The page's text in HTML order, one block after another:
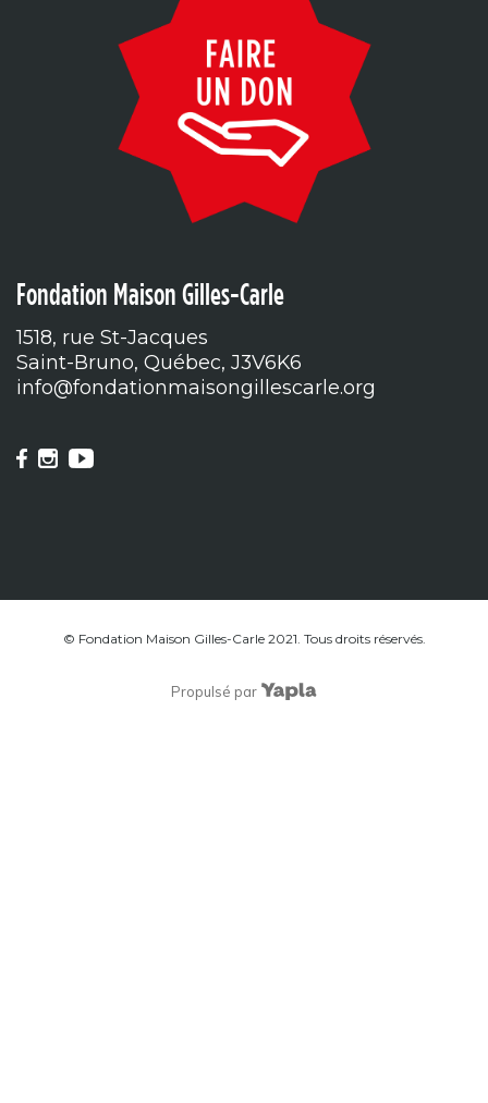
Fondation Maison Gilles-Carle
1518, rue St-Jacques
Saint-Bruno, Québec, J3V6K6
info@fondationmaisongillescarle.org
© Fondation Maison Gilles-Carle 2021. Tous droits réservés.
Propulsé par